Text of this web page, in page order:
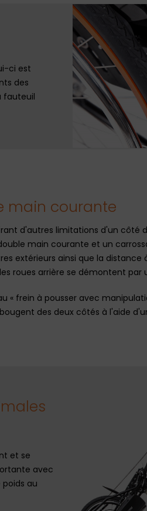
ci est
des
fauteuil
main courante
d'autres limitations d'un côté
main courante et un
extérieurs ainsi que la distance
roues arrière se démontent par
frein à pousser avec
des deux côtés à l'aide
et se
avec
au